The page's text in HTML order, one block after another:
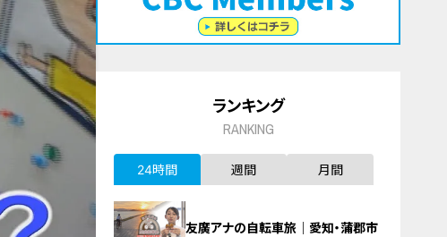
ランキング
RANKING
24時間 週間 月間
友廣アナの自転車旅｜愛知・蒲郡市